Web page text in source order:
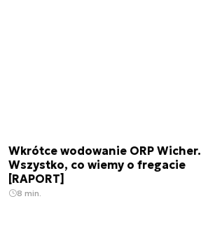
Wkrótce wodowanie ORP Wicher.
Wszystko, co wiemy o fregacie
[RAPORT]
8 min.